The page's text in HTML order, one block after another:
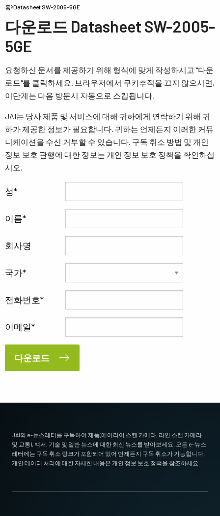
홈 Datasheet SW-2005-5GE
다운로드 Datasheet SW-2005-
5GE
요청하신 문서를 제공하기 위해 형식에 맞게 작성하시고 "다운
로드"를 클릭하세요. 브라우저에서 쿠키추적을 끄지 않으시면,
이단계는 다음 방문시 자동으로 스킵됩니다.
JAI는 당사 제품 및 서비스에 대해 귀하에게 연락하기 위해 귀
하가 제공한 정보가 필요합니다. 귀하는 언제든지 이러한 커뮤
니케이션을 수신 거부할 수 있습니다. 구독 취소 방법 및 개인
정보 보호 관행에 대한 정보는 개인 정보 보호 정책을 확인하십
시오.
성
이름
회사명
국가
전화번호
이메일
다운로드
JAI의 e-뉴스레터를 구독하여 제품(에어리어 스캔 카메라, 라인 스캔 카메라
및 교통), 백서, 기술 및 일반 뉴스에 대한 최신 뉴스를 받아보세요. 모든 e-뉴스
레터에는 구독 취소 링크가 포함되어 있어 언제든지 구독 취소가 가능합니다.
개인 데이터 처리에 대한 자세한 내용은 개인 정보 보호 정책을 참조하세요.